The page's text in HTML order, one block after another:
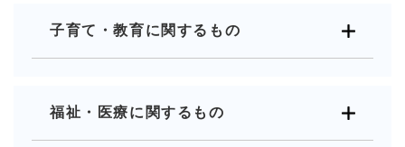
子育て・教育に関するもの
福祉・医療に関するもの